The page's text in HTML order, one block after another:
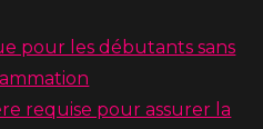
pour les débutants sans
requise pour assurer la